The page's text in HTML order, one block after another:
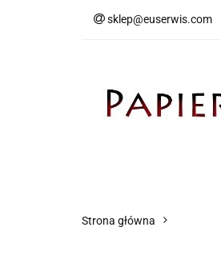
sklep@euserwis.com
Strona główna